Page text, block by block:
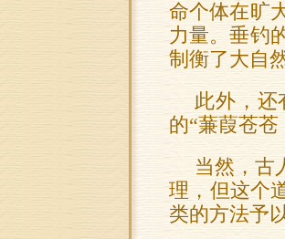
命个体在旷
力量。垂钓
制衡了大自
此外，还
的“蒹葭苍
当然，古
理，但这个
类的方法予